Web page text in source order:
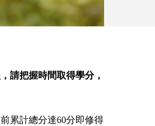
請把握時間取得學分，
前累計總分達60分即修得